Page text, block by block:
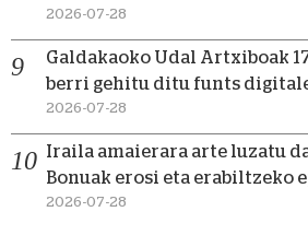
2026-07-28
Galdakaoko Udal Artxiboak
berri gehitu ditu funts
2026-07-28
Iraila amaierara arte luzatu
Bonuak erosi eta erabiltzeko
2026-07-28